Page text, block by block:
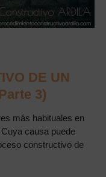
DE UN
3)
más habituales en
causa puede
constructivo de